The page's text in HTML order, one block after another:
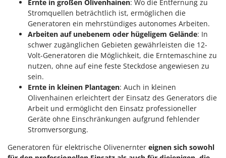
Plasmaschneider
Poolroboter
Pools
Poolstaubsauger
Rasenmäher
Rasensodenschneider
Rasentraktoren Aufsitzmäher
Rasentrimmer - Kantenschneider
Rasentrimmer - Motorsensen - Freischneider
Garofalo
GeoTech
GeoTech Pro
Gierre
Ginko - MGM
Gipeco
Girmi
Goodyear
Gre
Ernte in großen Olivenhainen: Wo die Entfernung zu
Stromquellen beträchtlich ist, ermöglichen die
Generatoren ein mehrstündiges autonomes Arbeiten.
Arbeiten auf unebenem oder hügeligem Gelände: In
schwer zugänglichen Gebieten gewährleisten die 12-
Volt-Generatoren die Möglichkeit, die Erntemaschine zu
nutzen, ohne auf eine feste Steckdose angewiesen zu
sein.
Ernte in kleinen Plantagen: Auch in kleinen
Olivenhainen erleichtert der Einsatz des Generators die
Arbeit und ermöglicht den Einsatz professioneller
Geräte ohne Einschränkungen aufgrund fehlender
Stromversorgung.
Generatoren für elektrische Olivenernter eignen sich sowohl